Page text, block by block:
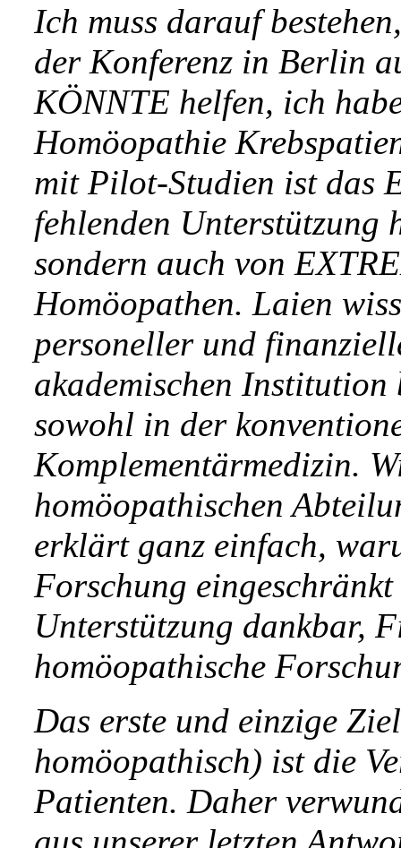
Ich muss darauf
der Konferenz in Berlin
KÖNNTE helfen, ich
Homöopathie
mit Pilot-Studien ist das
fehlenden Unterstützung
sondern auch von
Homöopathen. Laien
personeller und
akademischen
sowohl in der
Komplementärmedizin.
homöopathischen
erklärt ganz einfach,
Forschung
Unterstützung dankbar,
homöopathische
Das erste und einzige
homöopathisch) ist die
Patienten. Daher